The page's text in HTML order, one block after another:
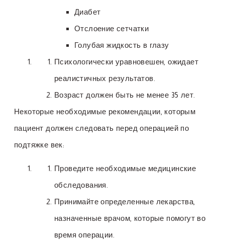
Диабет
Отслоение сетчатки
Голубая жидкость в глазу
Психологически уравновешен, ожидает
реалистичных результатов.
Возраст должен быть не менее 35 лет.
Некоторые необходимые рекомендации, которым
пациент должен следовать перед операцией по
подтяжке век:
Проведите необходимые медицинские
обследования.
Принимайте определенные лекарства,
назначенные врачом, которые помогут во
время операции.